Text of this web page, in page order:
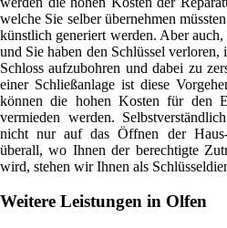
welche Sie selber übernehmen
künstlich generiert werden. Aber
und Sie haben den Schlüssel verloren,
Schloss aufzubohren und dabei zu
einer Schließanlage ist diese
können die hohen Kosten für den
vermieden werden.
nicht nur auf das Öffnen der
überall, wo Ihnen der berechtigte
wird, stehen wir Ihnen als
Weitere Leistungen in Olfen